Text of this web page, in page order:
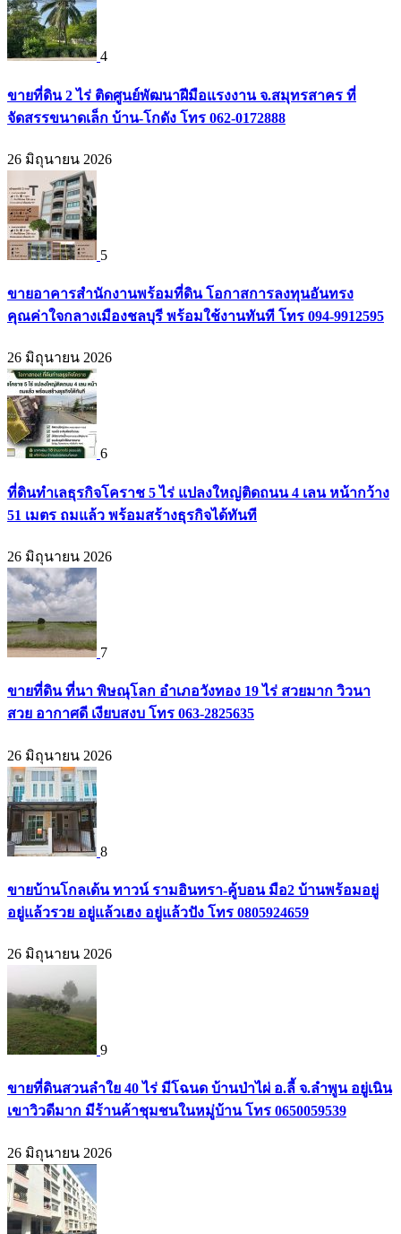
4
ขายที่ดิน 2 ไร่ ติดศูนย์พัฒนาฝีมือแรงงาน จ.สมุทรสาคร ที่
จัดสรรขนาดเล็ก บ้าน-โกดัง โทร 062-0172888
26 มิถุนายน 2026
5
ขายอาคารสำนักงานพร้อมที่ดิน โอกาสการลงทุนอันทรง
คุณค่าใจกลางเมืองชลบุรี พร้อมใช้งานทันที โทร 094-9912595
26 มิถุนายน 2026
6
ที่ดินทำเลธุรกิจโคราช 5 ไร่ แปลงใหญ่ติดถนน 4 เลน หน้ากว้าง
51 เมตร ถมแล้ว พร้อมสร้างธุรกิจได้ทันที
26 มิถุนายน 2026
7
ขายที่ดิน ที่นา พิษณุโลก อำเภอวังทอง 19 ไร่ สวยมาก วิวนา
สวย อากาศดี เงียบสงบ โทร 063-2825635
26 มิถุนายน 2026
8
ขายบ้านโกลเด้น ทาวน์ รามอินทรา-คู้บอน มือ2 บ้านพร้อมอยู่
อยู่แล้วรวย อยู่แล้วเฮง อยู่แล้วปัง โทร 0805924659
26 มิถุนายน 2026
9
ขายที่ดินสวนลำใย 40 ไร่ มีโฉนด บ้านป่าไผ่ อ.ลี้ จ.ลำพูน อยู่เนิน
เขาวิวดีมาก มีร้านค้าชุมชนในหมู่บ้าน โทร 0650059539
26 มิถุนายน 2026